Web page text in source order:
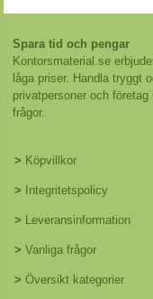
Spara tid och pengar
Kontorsmaterial.se
låga priser. Handla tryggt
privatpersoner och
frågor.
> Köpvillkor
> Integritetspolicy
> Leveransinformation
> Vanliga frågor
> Översikt kategorier